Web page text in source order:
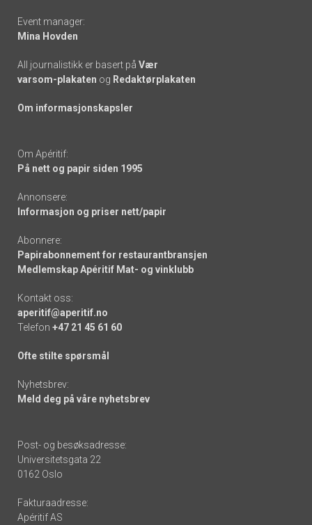
Event manager:
Mina Hovden
All journalistikk er basert på Vær
varsom-plakaten og Redaktørplakaten
Om informasjonskapsler
Om Apéritif:
På nett og papir siden 1995
Annonsere:
Informasjon og priser nett/papir
Abonnere:
Papirabonnement for restaurantbransjen
Medlemskap Apéritif Mat- og vinklubb
Kontakt oss:
aperitif@aperitif.no
Telefon +47 21 45 61 60
Ofte stilte spørsmål
Nyhetsbrev:
Meld deg på våre nyhetsbrev
Post- og besøksadresse:
Universitetsgata 22
0162 Oslo
Fakturaadresse:
Apéritif AS